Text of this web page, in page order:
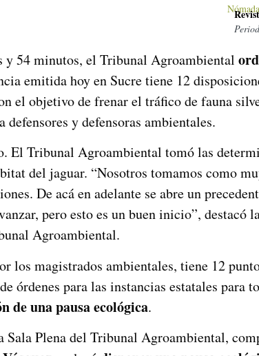
y 54 minutos, el Tribunal Agroambiental
emitida hoy en Sucre tiene 12
el objetivo de frenar el tráfico de fauna
y defensoras ambientales.
Tribunal Agroambiental tomó las
del jaguar. “Nosotros tomamos como
De acá en adelante se abre un
pero esto es un buen inicio”, destacó
Agroambiental.
los magistrados ambientales, tiene 12
órdenes para las instancias estatales
de una pausa ecológica.
Sala Plena del Tribunal Agroambiental,